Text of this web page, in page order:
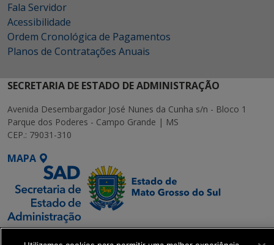
Fala Servidor
Acessibilidade
Ordem Cronológica de Pagamentos
Planos de Contratações Anuais
SECRETARIA DE ESTADO DE ADMINISTRAÇÃO
Avenida Desembargador José Nunes da Cunha s/n - Bloco 1
Parque dos Poderes - Campo Grande | MS
CEP.: 79031-310
MAPA